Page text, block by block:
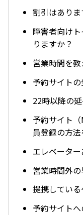
割引はありま
障害者向け
りますか？
営業時間を教
予約サイトの
22時以降の
予約サイト
員登録の方法
エレベータ
営業時間外
提携してい
予約サイト